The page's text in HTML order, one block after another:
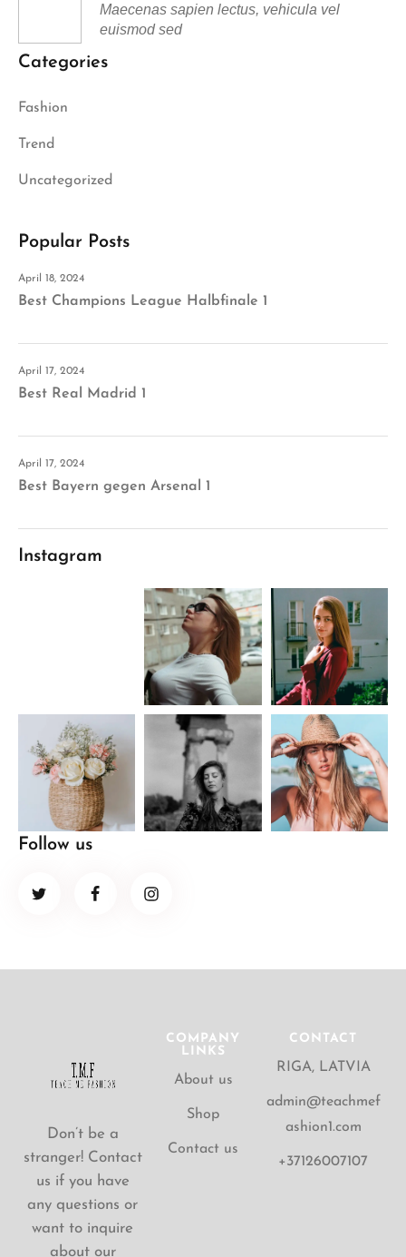
Maecenas sapien lectus, vehicula vel
euismod sed
Categories
Fashion
Trend
Uncategorized
Popular Posts
April 18, 2024
Best Champions League Halbfinale 1
April 17, 2024
Best Real Madrid 1
April 17, 2024
Best Bayern gegen Arsenal 1
Instagram
Follow us
Don’t be a
stranger! Contact
us if you have
any questions or
want to inquire
about our
COMPANY
LINKS
About us
Shop
Contact us
CONTACT
RIGA, LATVIA
admin@teachmef
ashion1.com
+37126007107